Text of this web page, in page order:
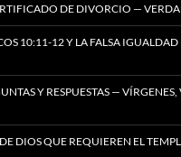
DE DIVORCIO —
10:11-12 Y LA FALSA IGUALDAD
Y RESPUESTAS —
DIOS QUE REQUIEREN EL